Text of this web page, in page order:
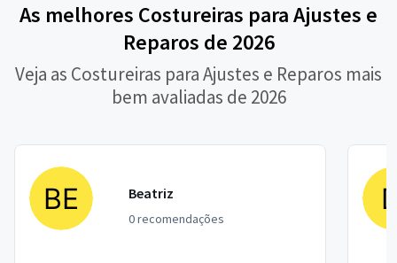
As melhores Costureiras para Ajustes e
Reparos de 2026
Veja as Costureiras para Ajustes e Reparos mais
bem avaliadas de 2026
Beatriz
0 recomendações